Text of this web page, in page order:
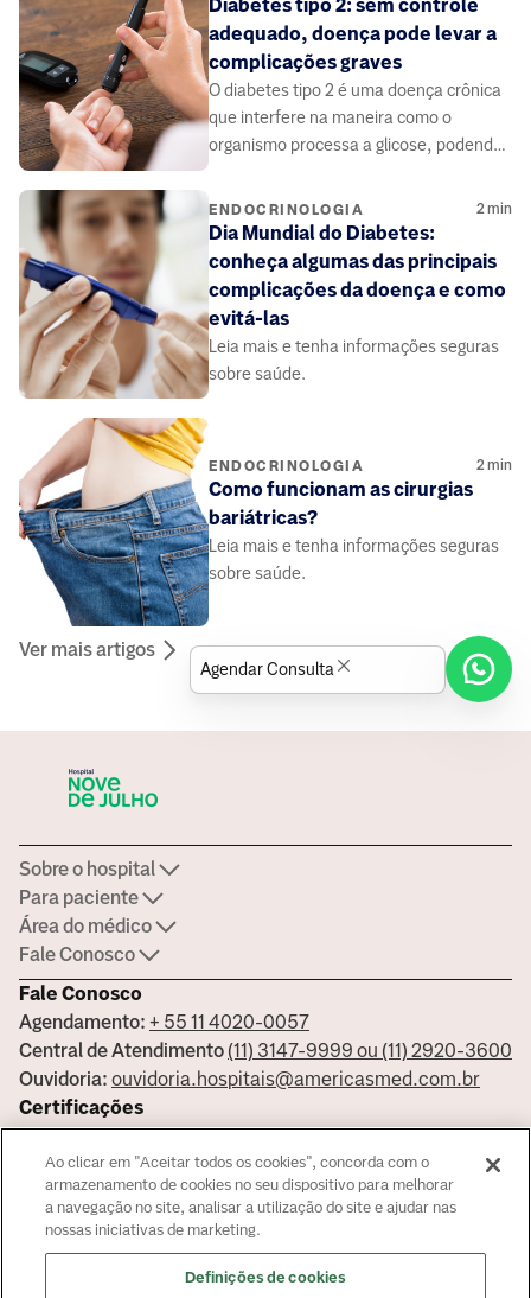
Diabetes tipo 2: sem controle
adequado, doença pode levar a
complicações graves
O diabetes tipo 2 é uma doença crônica
que interfere na maneira como o
organismo processa a glicose, podendo
ENDOCRINOLOGIA 2 min
Dia Mundial do Diabetes:
conheça algumas das principais
complicações da doença e como
evitá-las
Leia mais e tenha informações seguras
sobre saúde.
ENDOCRINOLOGIA 2 min
Como funcionam as cirurgias
bariátricas?
Leia mais e tenha informações seguras
sobre saúde.
Ver mais artigos
Fale Conosco
Agendamento: + 55 11 4020-0057
Central de Atendimento(11) 3147-9999 ou (11) 2920-3600
Ouvidoria: ouvidoria.hospitais@americasmed.com.br
Certificações
Saiba mais sobre nossas certificações
Sobre o hospital
Para paciente
Área do médico
Fale Conosco
Agendar Consulta
Ao clicar em "Aceitar todos os cookies", concorda com o
armazenamento de cookies no seu dispositivo para melhorar
a navegação no site, analisar a utilização do site e ajudar nas
nossas iniciativas de marketing.
Definições de cookies